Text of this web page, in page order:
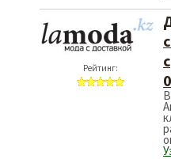
Рейтинг: